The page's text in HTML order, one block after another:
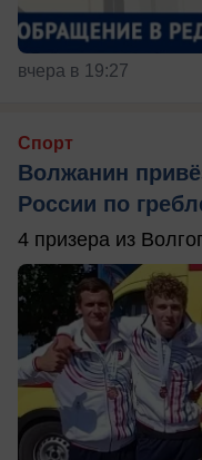
вчера в 19:27
Спорт
Волжанин
России по
4 призера из